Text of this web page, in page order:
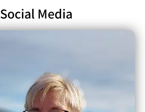
Social Media